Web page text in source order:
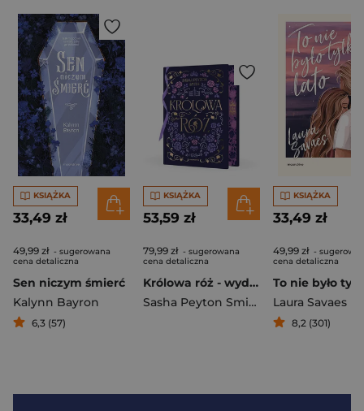
KSIĄŻKA
33,49 zł
49,99 zł - sugerowana
cena detaliczna
Sen niczym śmierć
Kalynn Bayron
6,3 (57)
KSIĄŻKA
53,59 zł
79,99 zł - sugerowana
cena detaliczna
Królowa róż - wydanie specjalne
Sasha Peyton Smith
KSIĄŻKA
33,49 zł
49,99 zł -
cena detaliczna
Laura Savaes
8,2 (301)